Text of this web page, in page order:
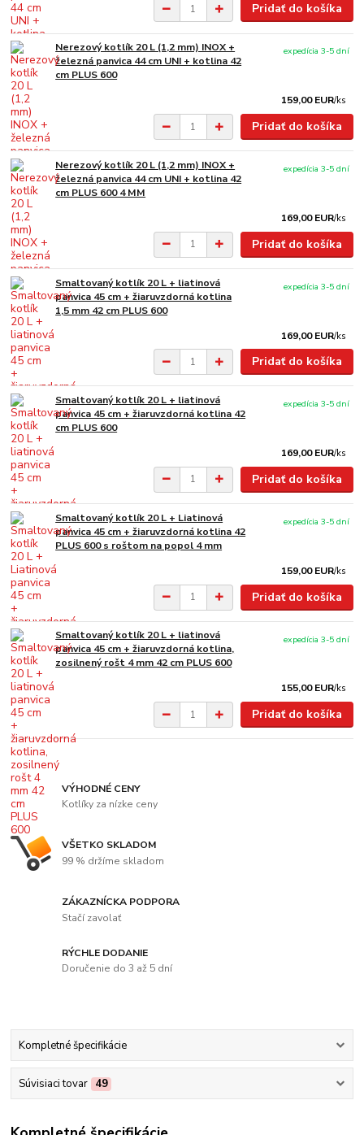
Pridať do košíka
Nerezový kotlík 20 L (1,2 mm) INOX +
železná panvica 44 cm UNI + kotlina 42
cm PLUS 600
159,00 EUR/ks
expedícia 3-5 dní
Pridať do košíka
Nerezový kotlík 20 L (1,2 mm) INOX +
železná panvica 44 cm UNI + kotlina 42
cm PLUS 600 4 MM
169,00 EUR/ks
expedícia 3-5 dní
Pridať do košíka
Smaltovaný kotlík 20 L + liatinová
panvica 45 cm + žiaruvzdorná kotlina
1,5 mm 42 cm PLUS 600
169,00 EUR/ks
expedícia 3-5 dní
Pridať do košíka
Smaltovaný kotlík 20 L + liatinová
panvica 45 cm + žiaruvzdorná kotlina 42
cm PLUS 600
169,00 EUR/ks
expedícia 3-5 dní
Pridať do košíka
Smaltovaný kotlík 20 L + Liatinová
panvica 45 cm + žiaruvzdorná kotlina 42
PLUS 600 s roštom na popol 4 mm
159,00 EUR/ks
expedícia 3-5 dní
Pridať do košíka
Smaltovaný kotlík 20 L + liatinová
panvica 45 cm + žiaruvzdorná kotlina,
zosilnený rošt 4 mm 42 cm PLUS 600
155,00 EUR/ks
expedícia 3-5 dní
Pridať do košíka
VÝHODNÉ CENY
Kotlíky za nízke ceny
VŠETKO SKLADOM
99 % držíme skladom
ZÁKAZNÍCKA PODPORA
Stačí zavolať
RÝCHLE DODANIE
Doručenie do 3 až 5 dní
Kompletné špecifikácie
Súvisiaci tovar 49